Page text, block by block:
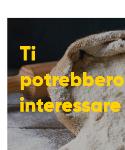
Ti
potrebbero
interessare